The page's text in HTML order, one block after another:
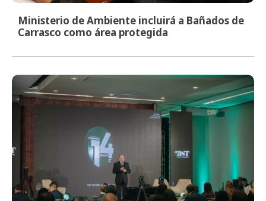
Ministerio de Ambiente incluirá a Bañados de
Carrasco como área protegida